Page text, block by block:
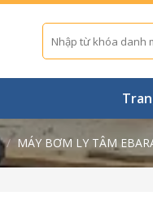
Tìm
kiếm:
/ MÁY BƠM LY TÂM